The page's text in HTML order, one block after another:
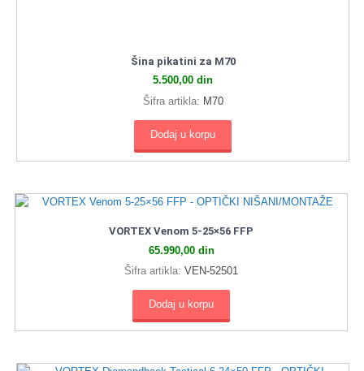
Šina pikatini za M70
5.500,00 din
Šifra artikla: M70
Dodaj u korpu
VORTEX Venom 5‑25×56 FFP
65.990,00 din
Šifra artikla: VEN-52501
Dodaj u korpu